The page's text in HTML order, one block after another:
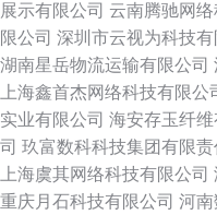
展示有限公司 云南腾驰网
限公司 深圳市云视为科技有
湖南星岳物流运输有限公司
上海鑫首杰网络科技有限公
实业有限公司 海安存玉纤维
司 玖富数科科技集团有限责
上海虞其网络科技有限公司
重庆月石科技有限公司 河南